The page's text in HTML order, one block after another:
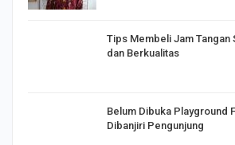
Tips Membeli Jam Tangan
dan Berkualitas
Belum Dibuka Playground
Dibanjiri Pengunjung